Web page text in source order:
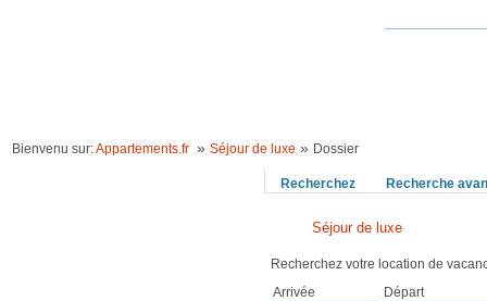
Bienvenu sur:Appartements.fr » Séjour de luxe » Dossier
Recherchez Recherche
Séjour de luxe
Recherchez votre location de
Arrivée
Départ